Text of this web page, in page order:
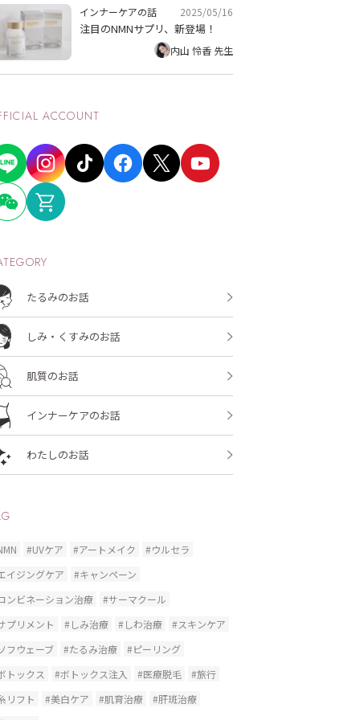
インナーケアの話 2025/05/16
注目のNMNサプリ、新登場！
内山 怜香 先生
ACCOUNT
たるみのお話
しみ・くすみのお話
肌質のお話
インナーケアのお話
わたしのお話
#UVケア #アートメイク
#ウルセラ
イジングケア
#キャンペーン
ンビネーション治療
#サーマクール
プリメント
#しみ治療 #しわ治療
#スキンケア
フウェーブ
#たるみ治療
#ピーリング
トックス
#ボトックス注入 #医療脱毛
#旅行
リフト
#美白ケア #肌育治療
#肝斑治療